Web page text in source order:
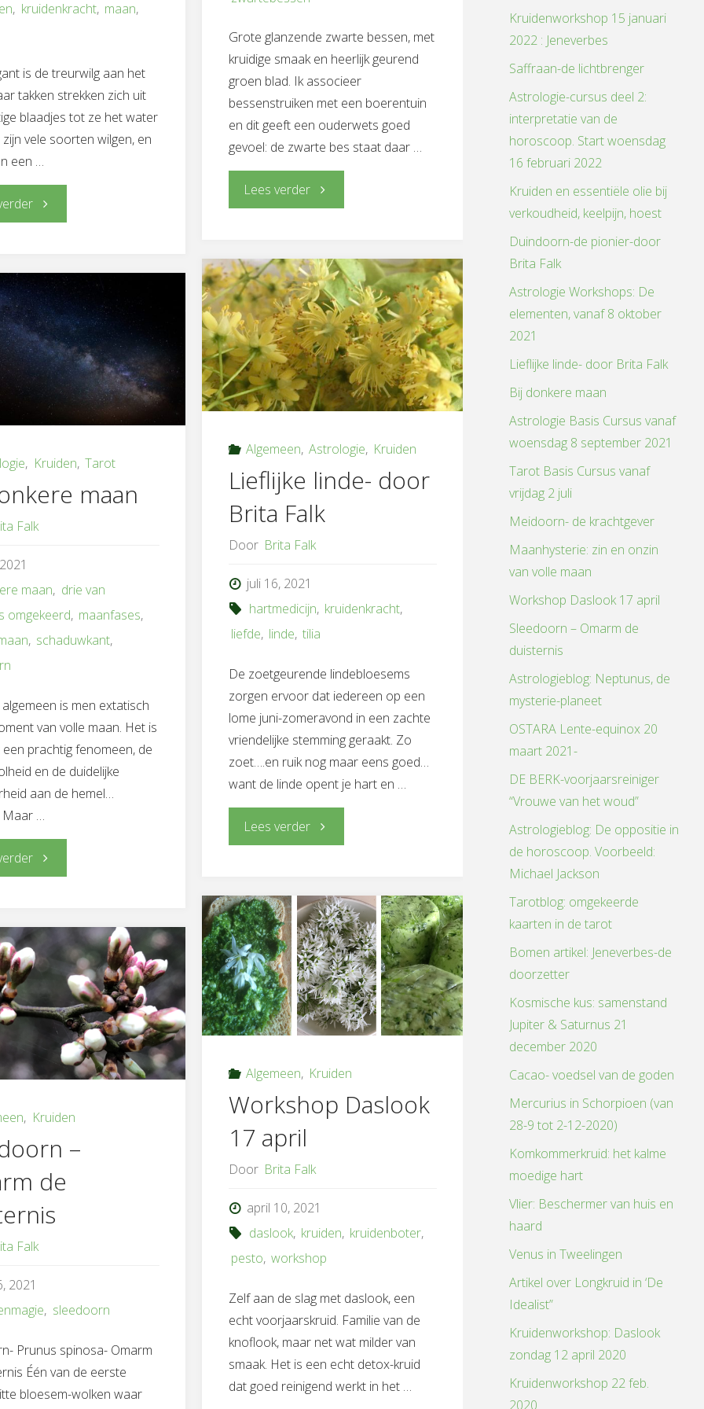
Grote glanzende zwarte bessen, met
kruidige smaak en heerlijk geurend
groen blad. Ik associeer
bessenstruiken met een boerentuin
en dit geeft een ouderwets goed
gevoel: de zwarte bes staat daar …
Lees verder"Zwarte
Koelheid
en
kalmte"
, kruidenkracht, maan,
is de treurwilg aan het
takken strekken zich uit
blaadjes tot ze het water
zijn vele soorten wilgen, en
een …
"Wilg-
pijnstiller"
Algemeen, Astrologie, Kruiden
Lieflijke linde- door
Brita Falk
Door Brita Falk
juli 16, 2021
hartmedicijn, kruidenkracht,
liefde, linde, tilia
De zoetgeurende lindebloesems
zorgen ervoor dat iedereen op een
lome juni-zomeravond in een zachte
vriendelijke stemming geraakt. Zo
zoet….en ruik nog maar eens goed…
want de linde opent je hart en …
Lees verder"Lieflijke
door
Brita
Falk"
, Kruiden, Tarot
maan
Falk
maan, drie van
omgekeerd, maanfases,
, schaduwkant,
is men extatisch
van volle maan. Het is
prachtig fenomeen, de
en de duidelijke
aan de hemel…
Maar …
"Bij
maan"
Algemeen, Kruiden
Workshop Daslook
17 april
Door Brita Falk
april 10, 2021
daslook, kruiden, kruidenboter,
pesto, workshop
Zelf aan de slag met daslook, een
echt voorjaarskruid. Familie van de
knoflook, maar net wat milder van
smaak. Het is een echt detox-kruid
dat goed reinigend werkt in het …
, Kruiden
–
de
Falk
2021
, sleedoorn
Prunus spinosa- Omarm
Één van de eerste
bloesem-wolken waar
Kruidenworkshop 15 januari
2022 : Jeneverbes
Saffraan-de lichtbrenger
Astrologie-cursus deel 2:
interpretatie van de
horoscoop. Start woensdag
16 februari 2022
Kruiden en essentiële olie bij
verkoudheid, keelpijn, hoest
Duindoorn-de pionier-door
Brita Falk
Astrologie Workshops: De
elementen, vanaf 8 oktober
2021
Lieflijke linde- door Brita Falk
Bij donkere maan
Astrologie Basis Cursus vanaf
woensdag 8 september 2021
Tarot Basis Cursus vanaf
vrijdag 2 juli
Meidoorn- de krachtgever
Maanhysterie: zin en onzin
van volle maan
Workshop Daslook 17 april
Sleedoorn – Omarm de
duisternis
Astrologieblog: Neptunus, de
mysterie-planeet
OSTARA Lente-equinox 20
maart 2021-
DE BERK-voorjaarsreiniger
“Vrouwe van het woud”
Astrologieblog: De oppositie in
de horoscoop. Voorbeeld:
Michael Jackson
Tarotblog: omgekeerde
kaarten in de tarot
Bomen artikel: Jeneverbes-de
doorzetter
Kosmische kus: samenstand
Jupiter & Saturnus 21
december 2020
Cacao- voedsel van de goden
Mercurius in Schorpioen (van
28-9 tot 2-12-2020)
Komkommerkruid: het kalme
moedige hart
Vlier: Beschermer van huis en
haard
Venus in Tweelingen
Artikel over Longkruid in ‘De
Idealist”
Kruidenworkshop: Daslook
zondag 12 april 2020
Kruidenworkshop 22 feb.
2020